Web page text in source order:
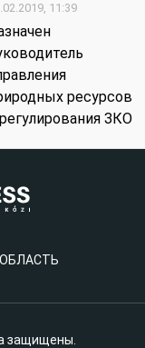
11:39
ресурсов
ЗКО
защищены.